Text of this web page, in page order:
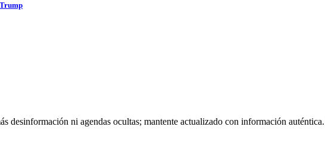
desinformación ni agendas ocultas; mantente actualizado con información